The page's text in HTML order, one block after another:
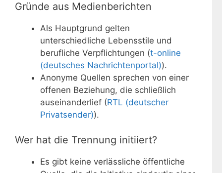
Gründe aus Medienberichten
Als Hauptgrund gelten
unterschiedliche Lebensstile und
berufliche Verpflichtungen (t-online
(deutsches Nachrichtenportal)).
Anonyme Quellen sprechen von einer
offenen Beziehung, die schließlich
auseinanderlief (RTL (deutscher
Privatsender)).
Wer hat die Trennung initiiert?
Es gibt keine verlässliche öffentliche